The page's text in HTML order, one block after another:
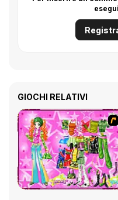
GIOCHI RELATIVI